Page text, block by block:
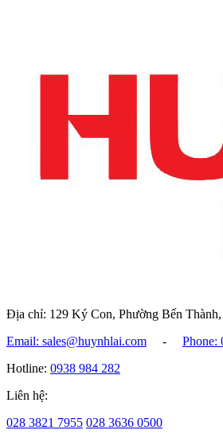
Địa chỉ: 129 Ký Con, Phường Bến
Email: sales@huynhlai.com
-
Phone:
Hotline: 0938 984 282
Liên hệ:
028 3821 7955 028 3636 0500